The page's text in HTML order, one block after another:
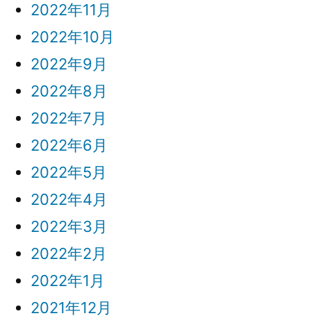
2022年11月
2022年10月
2022年9月
2022年8月
2022年7月
2022年6月
2022年5月
2022年4月
2022年3月
2022年2月
2022年1月
2021年12月